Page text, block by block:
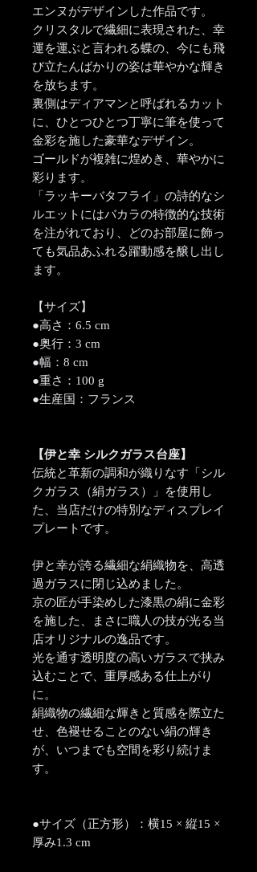
エンヌがデザインした作品です。
クリスタルで繊細に表現された、幸
運を運ぶと言われる蝶の、今にも飛
び立たんばかりの姿は華やかな輝き
を放ちます。
裏側はディアマンと呼ばれるカット
に、ひとつひとつ丁寧に筆を使って
金彩を施した豪華なデザイン。
ゴールドが複雑に煌めき、華やかに
彩ります。
「ラッキーバタフライ」の詩的なシ
ルエットにはバカラの特徴的な技術
を注がれており、どのお部屋に飾っ
ても気品あふれる躍動感を醸し出し
ます。
【サイズ】
●高さ：6.5 cm
●奥行：3 cm
●幅：8 cm
●重さ：100 g
●生産国：フランス
【伊と幸 シルクガラス台座】
伝統と革新の調和が織りなす「シル
クガラス（絹ガラス）」を使用し
た、当店だけの特別なディスプレイ
プレートです。
伊と幸が誇る繊細な絹織物を、高透
過ガラスに閉じ込めました。
京の匠が手染めした漆黒の絹に金彩
を施した、まさに職人の技が光る当
店オリジナルの逸品です。
光を通す透明度の高いガラスで挟み
込むことで、重厚感ある仕上がり
に。
絹織物の繊細な輝きと質感を際立た
せ、色褪せることのない絹の輝き
が、いつまでも空間を彩り続けま
す。
●サイズ（正方形）：横15 × 縦15 ×
厚み1.3 cm